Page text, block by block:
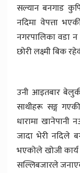
सल्यान बनगाड
नदिमा वेपत्ता
नगरपालिका वडा न
छोरी लक्ष्मी बिक
उनी आइतबार
साथीहरू सङ्ग
धारामा खानेपानी
जादा भेरी नदिले
भएकोले खोजी कार्य
सल्लिबजारले